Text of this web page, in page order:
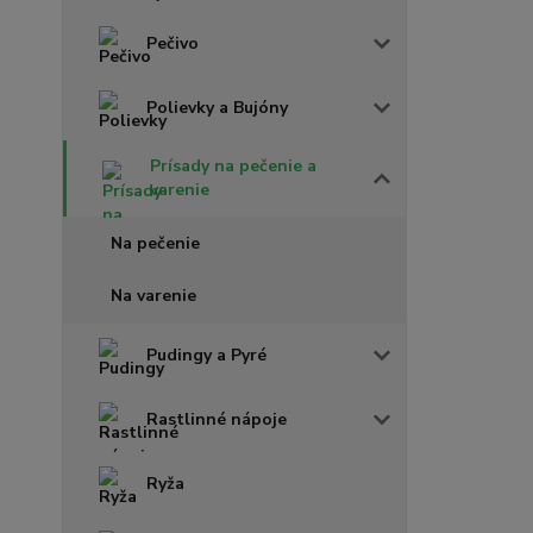
Pečivo
Polievky a Bujóny
Prísady na pečenie a
varenie
Na pečenie
Na varenie
Pudingy a Pyré
Rastlinné nápoje
Ryža